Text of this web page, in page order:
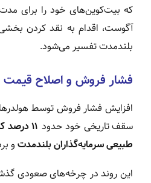
آگوست، اقدام به نقد کردن
بلندمدت تفسیر می‌شود.
فشار فروش و اصلاح
افزایش فشار فروش توسط
سقف تاریخی خود حدود ۱۱ درصد کاهش قیمت
طبیعی سرمایه‌گذاران بلندمدتو
این روند در چرخه‌های صعودی